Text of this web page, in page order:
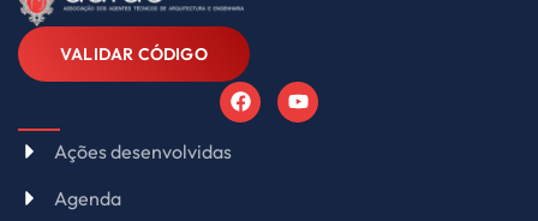
VALIDAR CÓDIGO
Ações desenvolvidas
Agenda